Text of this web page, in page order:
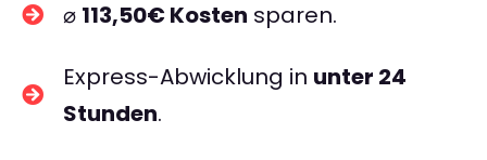
⌀ 113,50€ Kosten sparen.
Express-Abwicklung in unter 24
Stunden.